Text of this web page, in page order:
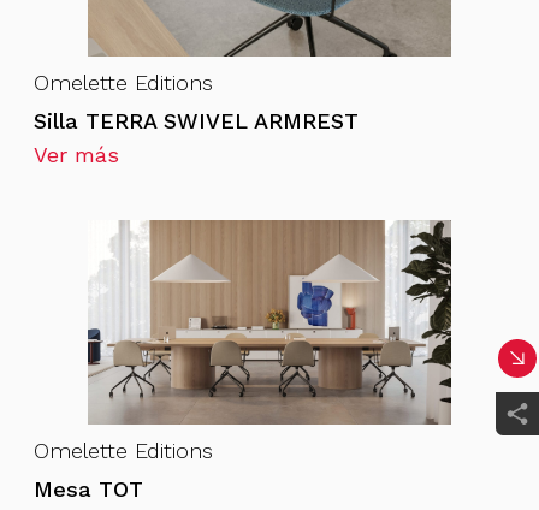
Omelette Editions
Silla TERRA SWIVEL ARMREST
Ver más
Omelette Editions
Mesa TOT